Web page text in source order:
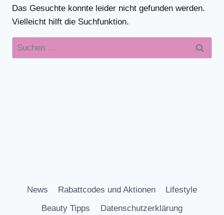
Das Gesuchte konnte leider nicht gefunden werden.
Vielleicht hilft die Suchfunktion.
Suchen
nach:
News Rabattcodes und Aktionen
Lifestyle
Beauty Tipps
Datenschutzerklärung